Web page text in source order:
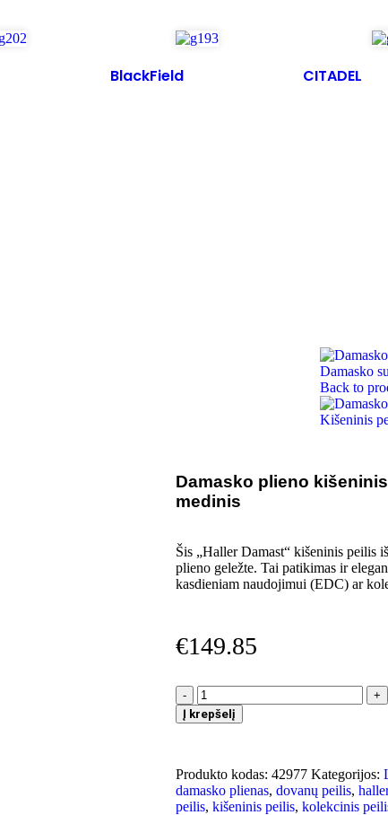
BlackField CITADEL
Damasko
Back to
Kišeninis
Damasko plieno
medinis
Šis „Haller Damast“ kišeninis peilis
plieno geležte. Tai patikimas ir
kasdieniam naudojimui (EDC) ar
€149.85
Į krepšelį
Produkto kodas: 42977 Kategorijos:
damasko plienas, dovanų peilis,
peilis, kišeninis peilis, kolekcinis